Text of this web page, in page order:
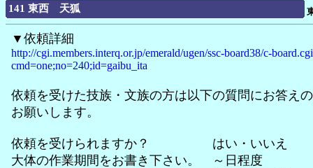
141 東西 天狐
▼依頼詳細
http://cgi.members.interq.or.jp/emerald/ugen/ssc-board38/c-
cmd=one;no=240;id=gaibu_ita
依頼を受けた技族・文族の方は以下の質問にお答え
お願いします。
依頼を受けられますか？ はい・いいえ
大体の作業期間をお書き下さい。 ～日程度